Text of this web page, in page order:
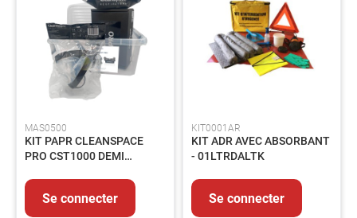
Elements
de
carrosserie
Pompe
et
Circuit
électrique
Raccords
Transmission
MAS0500
KIT PAPR CLEANSPACE
PRO CST1000 DEMI
TM3A2PRSL+CAISSE
Se connecter
KIT0001AR
KIT ADR AVEC ABSORBANT
- 01LTRDALTK
Se connecter